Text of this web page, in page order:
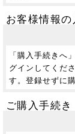
お客様情報の
「購入手続きへ
グインしてくだ
す。登録せずに
ご購入手続き